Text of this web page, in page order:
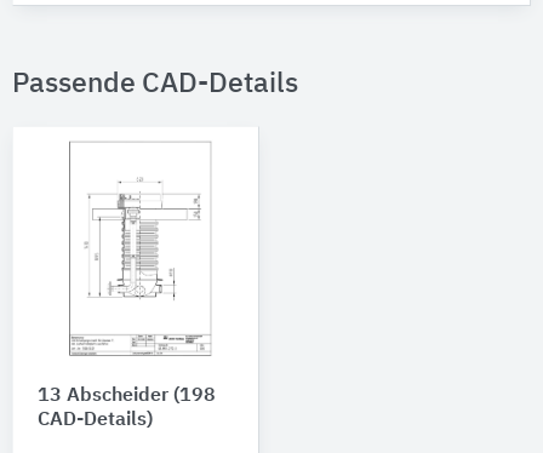
Passende CAD-Details
13 Abscheider (198
CAD-Details)